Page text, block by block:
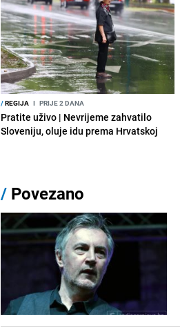
/REGIJA I PRIJE 2 DANA
Pratite uživo | Nevrijeme zahvatilo
Sloveniju, oluje idu prema Hrvatskoj
/ Povezano